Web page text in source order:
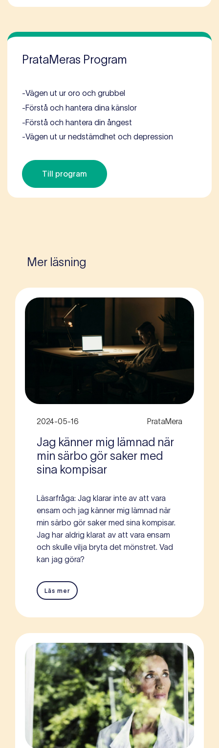
PrataMeras Program
-Vägen ut ur oro och grubbel
-Förstå och hantera dina känslor
-Förstå och hantera din ångest
-Vägen ut ur nedstämdhet och depression
Till program
Mer läsning
2024-05-16 PrataMera
Jag känner mig lämnad när
min särbo gör saker med
sina kompisar
Läsarfråga: Jag klarar inte av att vara
ensam och jag känner mig lämnad när
min särbo gör saker med sina kompisar.
Jag har aldrig klarat av att vara ensam
och skulle vilja bryta det mönstret. Vad
kan jag göra?
Läs mer